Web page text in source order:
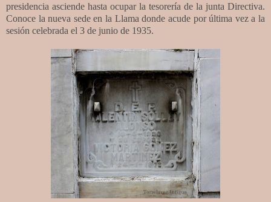
presidencia asciende hasta ocupar la tesorería de la junta Directiva.
Conoce la nueva sede en la Llama donde acude por última vez a la
sesión celebrada el 3 de junio de 1935.